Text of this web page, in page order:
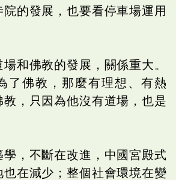
的發展，也要看停車場運用
和佛教的發展，關係重大。
了佛教，那麼有理想、有熱
，只因為他沒有道場，也是
，不斷在改進，中國宮殿式
也在減少；整個社會環境在變